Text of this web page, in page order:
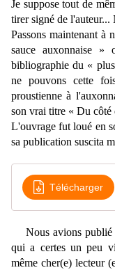
Je suppose tout de
tirer signé de l'auteur...
Passons maintenant à
sauce auxonnaise »
bibliographie du «
ne pouvons cette
proustienne à
son vrai titre « Du
L'ouvrage fut loué en
sa publication suscita
Télécharger
Nous avions publié
qui a certes un peu
même cher(e) lecteur